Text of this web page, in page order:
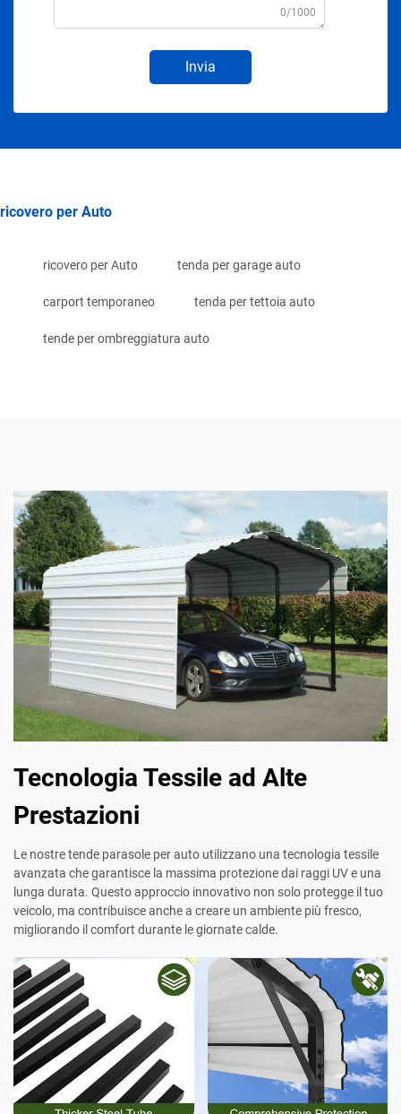
0/1000
Invia
ricovero per Auto
ricovero per Auto tenda per garage auto
carport temporaneo tenda per tettoia auto
tende per ombreggiatura auto
Tecnologia Tessile ad Alte
Prestazioni
Le nostre tende parasole per auto utilizzano una tecnologia tessile
avanzata che garantisce la massima protezione dai raggi UV e una
lunga durata. Questo approccio innovativo non solo protegge il tuo
veicolo, ma contribuisce anche a creare un ambiente più fresco,
migliorando il comfort durante le giornate calde.